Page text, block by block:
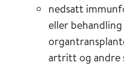
nedsatt
eller
artritt og andre